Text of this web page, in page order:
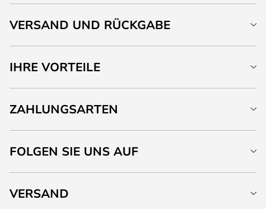
VERSAND UND RÜCKGABE
IHRE VORTEILE
ZAHLUNGSARTEN
FOLGEN SIE UNS AUF
VERSAND